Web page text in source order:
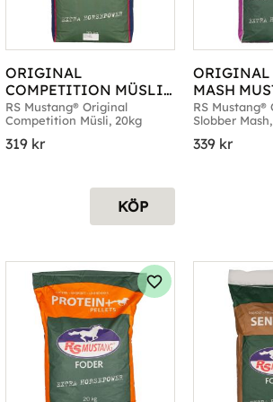
ORIGINAL
COMPETITION MÜSLII
MUSTANG 20KG
RS Mustang® Original
Competition Müsli, 20kg
319 kr
KÖP
ORIGINAL
MASH
RS Mustang®
Slobber
339kr
Lägg till i